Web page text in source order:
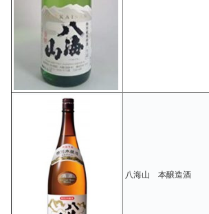
八海山 本醸造酒